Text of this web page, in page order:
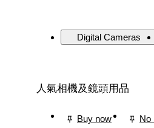
Digital Cameras
人氣相機及鏡頭用品
Buy now No